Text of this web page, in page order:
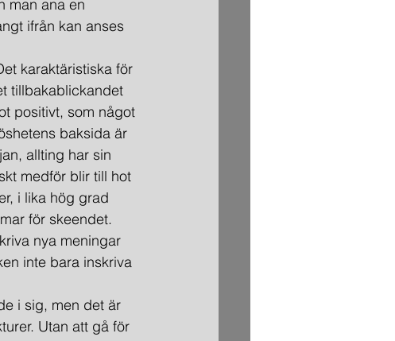
man ana en
ifrån kan anses
karaktäristiska för
tillbakablickandet
positivt, som något
baksida är
allting har sin
medför blir till hot
i lika hög grad
för skeendet.
nya meningar
inte bara inskriva
i sig, men det är
Utan att gå för